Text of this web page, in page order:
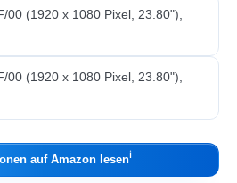
auf Amazon lesenℹ︎